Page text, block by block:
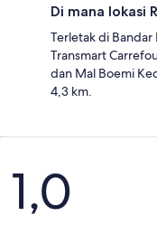
Di mana lokasi
Terletak di Bandar
Transmart
dan Mal Boemi
4,3 km.
Ulasan
1,0